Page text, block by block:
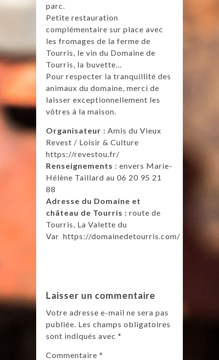
parc.
Petite restauration
complémentaire sur place avec
les fromages de la ferme de
Tourris, le vin du Domaine de
Tourris, la buvette…
Pour respecter la tranquillité des
animaux du domaine, merci de
laisser exceptionnellement les
vôtres à la maison.
Organisateur : Amis du Vieux
Revest / Loisir & Culture
https://revestou.fr/
Renseignements : envers Marie-
Hélène Taillard au 06 20 95 21
88
Adresse du Domaine et
château de Tourris : route de
Tourris, La Valette du
Var https://domainedetourris.com/
Laisser un commentaire
Votre adresse e-mail ne sera pas
publiée. Les champs obligatoires
sont indiqués avec *
Commentaire *